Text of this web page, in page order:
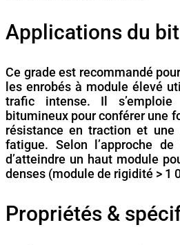
Applications du
Ce grade est recommandé
les enrobés à module élevé
trafic intense. Il
bitumineux pour conférer une
résistance en traction et
fatigue. Selon l’approche
d’atteindre un haut module
denses (module de rigidité > 1
Propriétés &